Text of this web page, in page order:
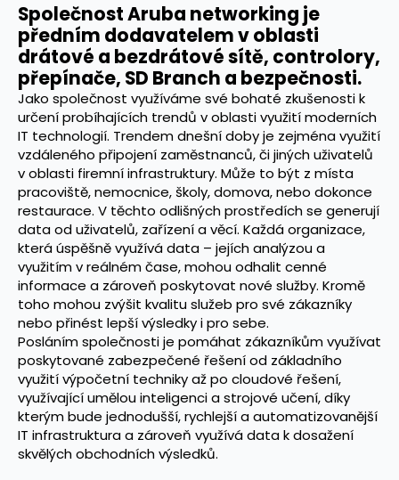
Společnost Aruba networking je
předním dodavatelem v oblasti
drátové a bezdrátové sítě, controlory,
přepínače, SD Branch a bezpečnosti.
Jako společnost využíváme své bohaté zkušenosti k
určení probíhajících trendů v oblasti využití moderních
IT technologií. Trendem dnešní doby je zejména využití
vzdáleného připojení zaměstnanců, či jiných uživatelů
v oblasti firemní infrastruktury. Může to být z místa
pracoviště, nemocnice, školy, domova, nebo dokonce
restaurace. V těchto odlišných prostředích se generují
data od uživatelů, zařízení a věcí. Každá organizace,
která úspěšně využívá data – jejích analýzou a
využitím v reálném čase, mohou odhalit cenné
informace a zároveň poskytovat nové služby. Kromě
toho mohou zvýšit kvalitu služeb pro své zákazníky
nebo přinést lepší výsledky i pro sebe.
Posláním společnosti je pomáhat zákazníkům využívat
poskytované zabezpečené řešení od základního
využití výpočetní techniky až po cloudové řešení,
využívající umělou inteligenci a strojové učení, díky
kterým bude jednodušší, rychlejší a automatizovanější
IT infrastruktura a zároveň využívá data k dosažení
skvělých obchodních výsledků.